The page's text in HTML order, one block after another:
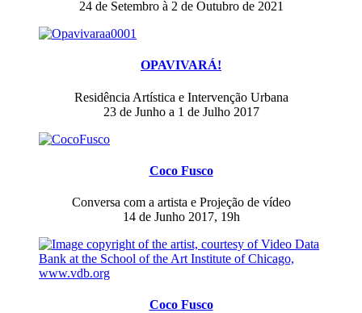
24 de Setembro à 2 de Outubro de 2021
OPAVIVARÁ!
Residência Artística e Intervenção Urbana
23 de Junho a 1 de Julho 2017
Coco Fusco
Conversa com a artista e Projeção de vídeo
14 de Junho 2017, 19h
Coco Fusco